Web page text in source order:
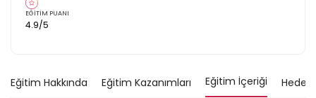
EĞİTİM PUANI
4.9/5
Eğitim Hakkında Eğitim Kazanımları Eğitim İçeriği Hedef